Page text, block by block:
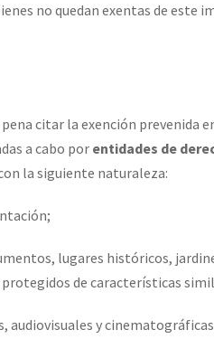
no quedan exentas de este
citar la exención prevenida
a cabo porentidades de
la siguiente naturaleza:
lugares históricos,
de características
audiovisuales y